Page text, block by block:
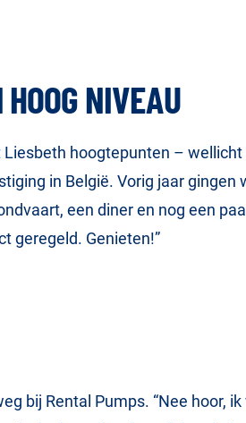
NIVEAU
hoogtepunten –
in België. Vorig jaar
een diner en nog een
geregeld. Genieten!”
bij Rental Pumps. “Nee hoor,